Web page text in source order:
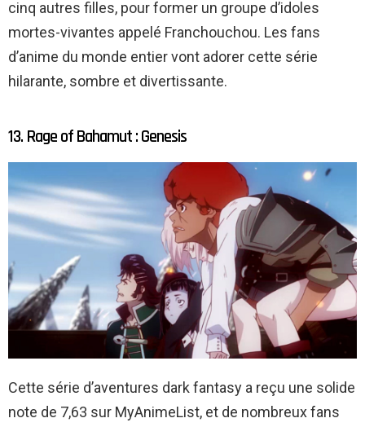
cinq autres filles, pour former un groupe d’idoles
mortes-vivantes appelé Franchouchou. Les fans
d’anime du monde entier vont adorer cette série
hilarante, sombre et divertissante.
13. Rage of Bahamut : Genesis
Cette série d’aventures dark fantasy a reçu une solide
note de 7,63 sur MyAnimeList, et de nombreux fans